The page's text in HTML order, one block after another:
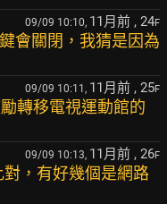
09/09 10:10, 11月前 , 24F
會關閉，我猜是因為
09/09 10:11, 11月前 , 25F
轉移電視運動館的
09/09 10:13, 11月前 , 26F
，有好幾個是網路